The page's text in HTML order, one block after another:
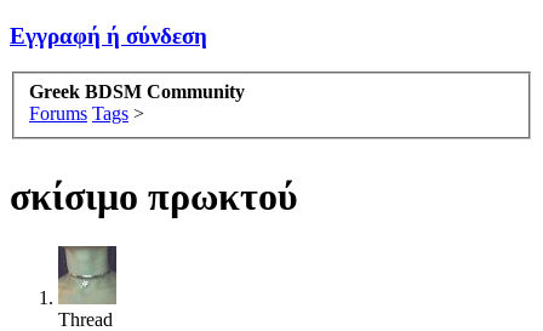
Εγγραφή ή σύνδεση
Greek BDSM Community
Forums Tags >
σκίσιμο πρωκτού
Thread